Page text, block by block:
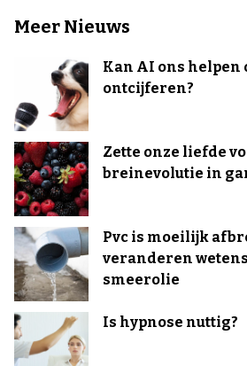
Meer Nieuws
Kan AI ons helpen
ontcijferen?
Zette onze liefde
breinevolutie in
Pvc is moeilijk
veranderen
smeerolie
Is hypnose nuttig?